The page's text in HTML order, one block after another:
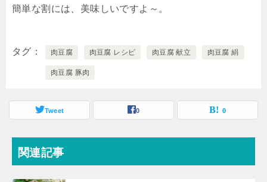
簡単な割には、美味しいですよ～。
タグ 肉豆腐 肉豆腐 レシピ 肉豆腐 献立 肉豆腐 絹
肉豆腐 豚肉
Tweet 0 0
関連記事